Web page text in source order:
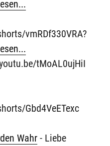
vmRDf330VRA?
tMoAL0ujHiI
Gbd4VeETexc
Wahr - Liebe